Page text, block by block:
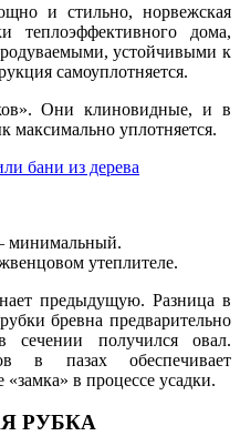
и стильно, норвежская
теплоэффективного дома,
устойчивыми к
самоуплотняется.
Они клиновидные, и в
максимально уплотняется.
минимальный.
утеплителе.
предыдущую. Разница в
бревна предварительно
сечении получился овал.
в пазах обеспечивает
в процессе усадки.
РУБКА